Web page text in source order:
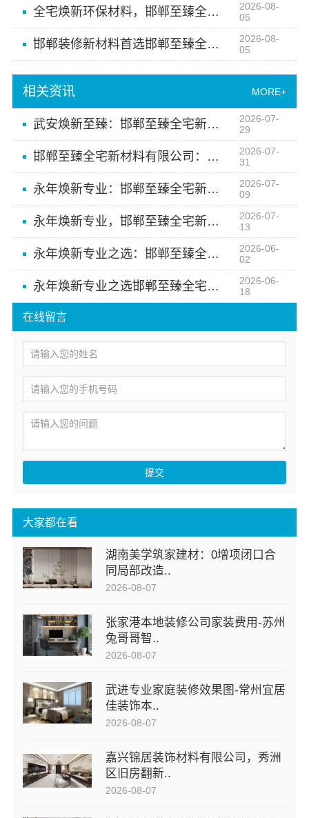
大家都在看
湖南美学筑家建材：0增项闭口合
同局部改造..
2026-08-07
张家港本地装修公司家装费用-苏州
兔哥哥智..
2026-08-07
武进专业家庭装修效果图-常州宜居
佳装饰本..
2026-08-07
嘉兴锦居装饰材料有限公司，秀洲
区旧房翻新..
2026-08-07
在线留言
提交
全宅焕新环保材料，邯郸至臻全宅新材料有限公司打造零醛居所
2026-08-
05
邯郸装修新材料首选邯郸至臻全宅新材料有限公司
2026-08-
05
相关资讯 MORE+
武安焕新至臻：邯郸至臻全宅新材料有限公司专业为您提供优质材料
2026-07-
29
邯郸至臻全宅新材料有限公司：永年焕新专业服务
2026-07-
31
永年焕新专业：邯郸至臻全宅新材料有限公司专注高品质交付
2026-07-
09
永年焕新专业，邯郸至臻全宅新材料有限公司专注环保建材研发
2026-07-
13
永年焕新专业之选：邯郸至臻全宅新材料有限公司
2026-06-
02
永年焕新专业之选邯郸至臻全宅新材料有限公司
2026-06-
18